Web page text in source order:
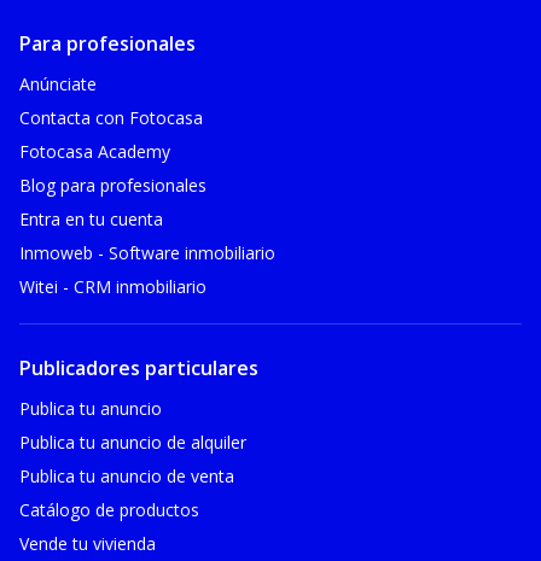
Para profesionales
Anúnciate
Contacta con Fotocasa
Fotocasa Academy
Blog para profesionales
Entra en tu cuenta
Inmoweb - Software inmobiliario
Witei - CRM inmobiliario
Publicadores particulares
Publica tu anuncio
Publica tu anuncio de alquiler
Publica tu anuncio de venta
Catálogo de productos
Vende tu vivienda